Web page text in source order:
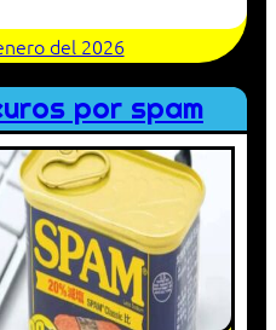
del 2026
por spam